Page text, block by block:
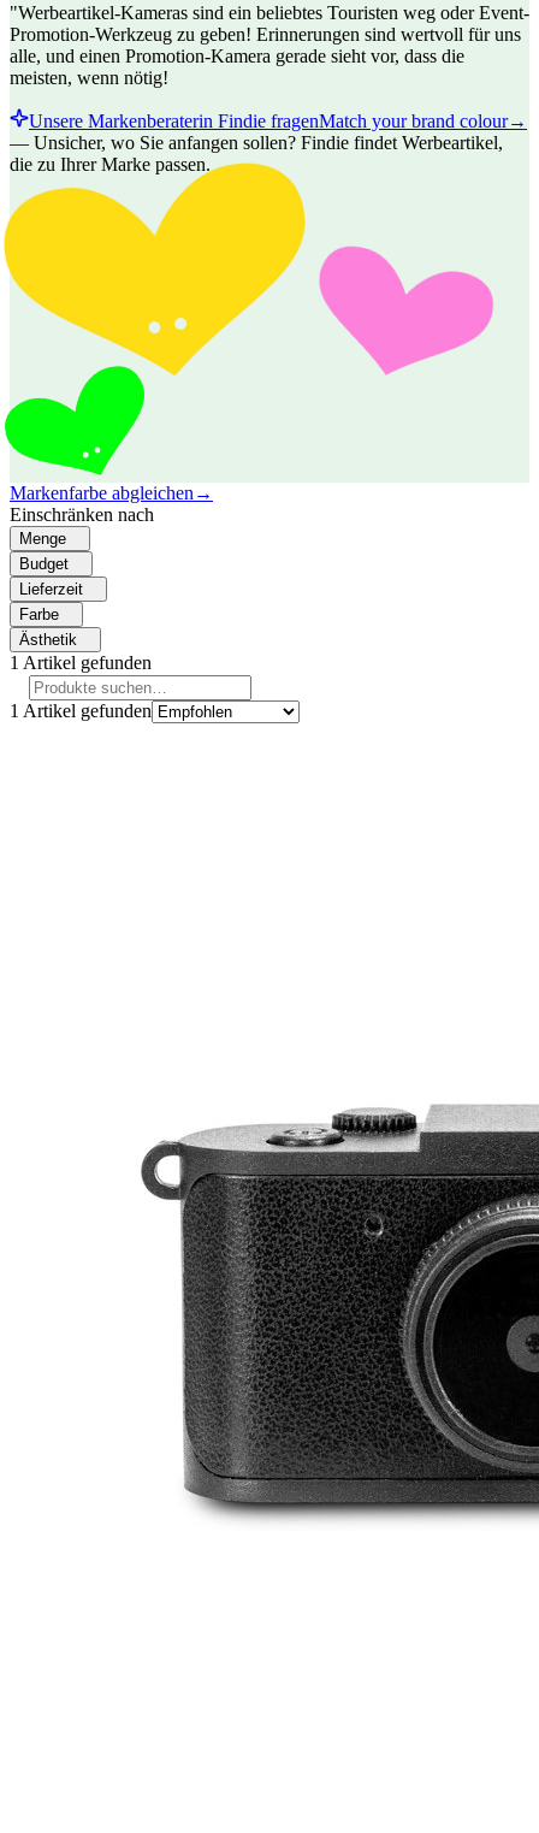
"Werbeartikel-Kameras sind ein beliebtes Touristen weg oder Event-
Promotion-Werkzeug zu geben! Erinnerungen sind wertvoll für uns
alle, und einen Promotion-Kamera gerade sieht vor, dass die
meisten, wenn nötig!
Unsere Markenberaterin Findie fragenMatch your brand colour→
— Unsicher, wo Sie anfangen sollen? Findie findet Werbeartikel,
die zu Ihrer Marke passen.
Markenfarbe abgleichen →
Einschränken nach
Menge
Budget
Lieferzeit
Farbe
Ästhetik
1 Artikel gefunden
1 Artikel gefunden